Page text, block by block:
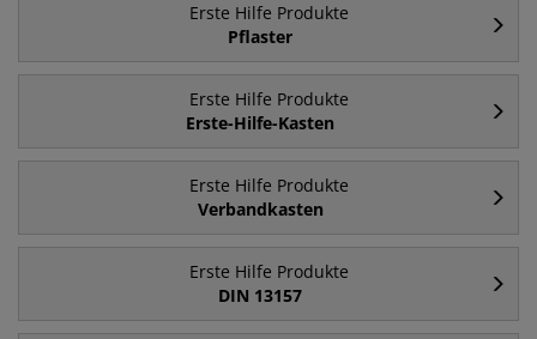
Erste Hilfe Produkte
Pflaster
Erste Hilfe Produkte
Erste-Hilfe-Kasten
Erste Hilfe Produkte
Verbandkasten
Erste Hilfe Produkte
DIN 13157